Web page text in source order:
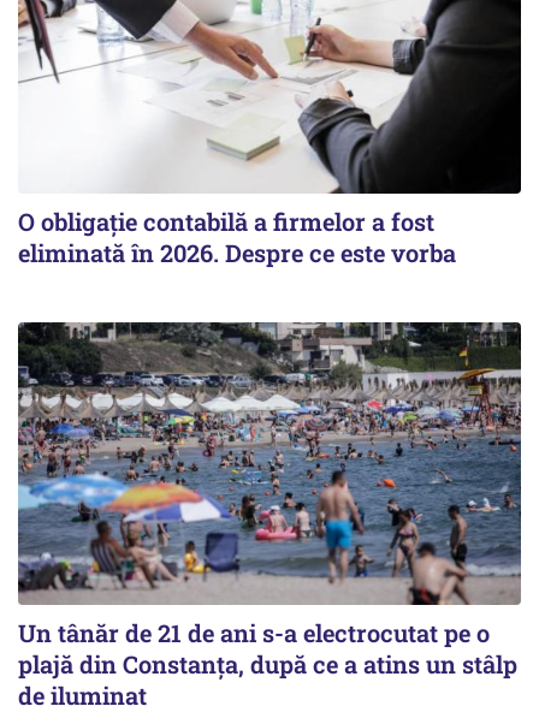
O obligație contabilă a firmelor a fost
eliminată în 2026. Despre ce este vorba
Un tânăr de 21 de ani s-a electrocutat pe o
plajă din Constanța, după ce a atins un stâlp
de iluminat